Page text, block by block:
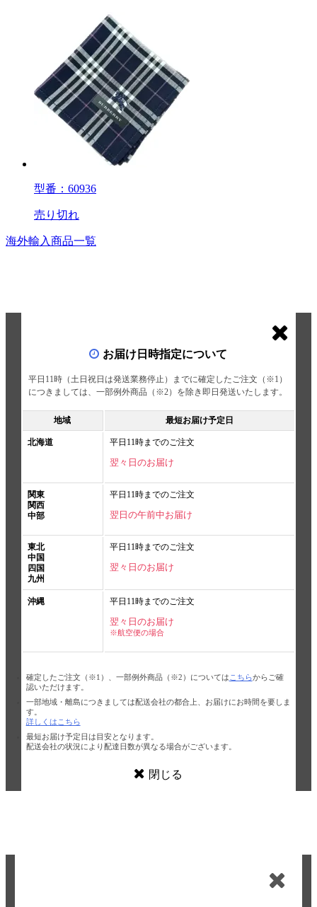
型番：60936
売り切れ
海外輸入商品一覧
お届け日時指定について
平日11時（土日祝日は発送業務停止）までに確定したご注文（※1）
につきましては、一部例外商品（※2）を除き即日発送いたします。
地域 最短お届け予定日
北海道 平日11時までのご注文
翌々日のお届け
関東
関西
中部
平日11時までのご注文
翌日の午前中お届け
東北
中国
四国
九州
平日11時までのご注文
翌々日のお届け
沖縄 平日11時までのご注文
翌々日のお届け
※航空便の場合
確定したご注文（※1）、一部例外商品（※2）については こちらからご確
認いただけます。
一部地域・離島につきましては配送会社の都合上、お届けにお時間を要しま
す。
詳しくはこちら
最短お届け予定日は目安となります。
配送会社の状況により配達日数が異なる場合がございます。
閉じる